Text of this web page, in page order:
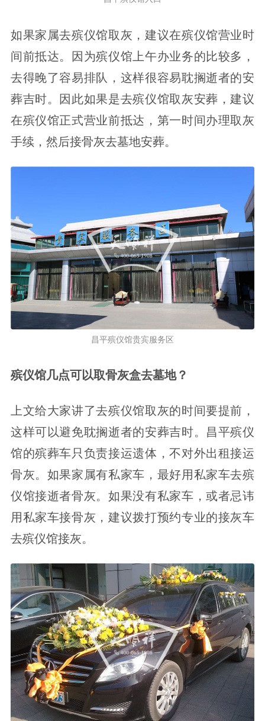
如果家属去殡仪馆取灰，建议在殡仪馆营业时
间前抵达。因为殡仪馆上午办业务的比较多，
去得晚了容易排队，这样很容易耽搁逝者的安
葬吉时。因此如果是去殡仪馆取灰安葬，建议
在殡仪馆正式营业前抵达，第一时间办理取灰
手续，然后接骨灰去墓地安葬。
昌平殡仪馆贵宾服务区
殡仪馆几点可以取骨灰盒去墓地？
上文给大家讲了去殡仪馆取灰的时间要提前，
这样可以避免耽搁逝者的安葬吉时。昌平殡仪
馆的殡葬车只负责接运遗体，不对外出租接运
骨灰。如果家属有私家车，最好用私家车去殡
仪馆接逝者骨灰。如果没有私家车，或者忌讳
用私家车接骨灰，建议拨打预约专业的接灰车
去殡仪馆接灰。